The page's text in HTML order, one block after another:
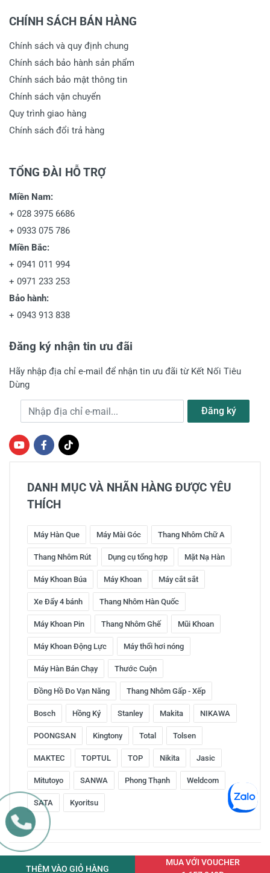
CHÍNH SÁCH BÁN HÀNG
Chính sách và quy định chung
Chính sách bảo hành sản phẩm
Chính sách bảo mật thông tin
Chính sách vận chuyển
Quy trình giao hàng
Chính sách đổi trả hàng
TỔNG ĐÀI HỖ TRỢ
Miền Nam:
+ 028 3975 6686
+ 0933 075 786
Miền Bắc:
+ 0941 011 994
+ 0971 233 253
Bảo hành:
+ 0943 913 838
Đăng ký nhận tin ưu đãi
Hãy nhập địa chỉ e-mail để nhận tin ưu đãi từ Kết Nối Tiêu
Dùng
Địa chỉ e-mail Đăng ký
DANH MỤC VÀ NHÃN HÀNG ĐƯỢC YÊU
THÍCH
Máy Hàn Que Máy Mài Góc Thang Nhôm Chữ A
Thang Nhôm Rút Dụng cụ tổng hợp Mặt Nạ Hàn
Máy Khoan Búa Máy Khoan Máy cắt sắt
Xe Đẩy 4 bánh Thang Nhôm Hàn Quốc
Máy Khoan Pin Thang Nhôm Ghế Mũi Khoan
Máy Khoan Động Lực Máy thổi hơi nóng
Máy Hàn Bán Chạy Thước Cuộn
Đồng Hồ Đo Vạn Năng Thang Nhôm Gấp - Xếp
Bosch Hồng Ký Stanley Makita NIKAWA
POONGSAN Kingtony Total Tolsen
MAKTEC TOPTUL TOP Nikita Jasic
Mitutoyo SANWA Phong Thạnh Weldcom
SATA Kyoritsu
Copyright © 2016 by ketnoitieudung.vn. All rights reserved
THÊM VÀO GIỎ HÀNG
MUA VỚI VOUCHER